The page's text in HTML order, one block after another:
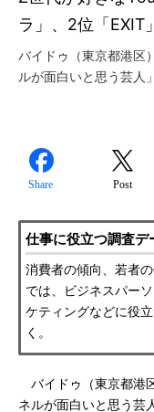
ラ」、2位「EXIT
バイドゥ（東京都港区
ルが面白いと思う芸人
Share Post
仕事に役立つ調査デ
消費者の傾向、若者
では、ビジネスパー
ケティングなどに役
く。
バイドゥ（東京都港
ネルが面白いと思う芸